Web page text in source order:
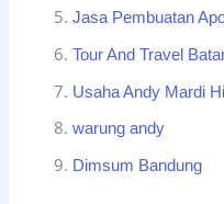
Jasa Pembuatan
Tour And Travel
Usaha Andy Mardi
warung andy
Dimsum Bandung